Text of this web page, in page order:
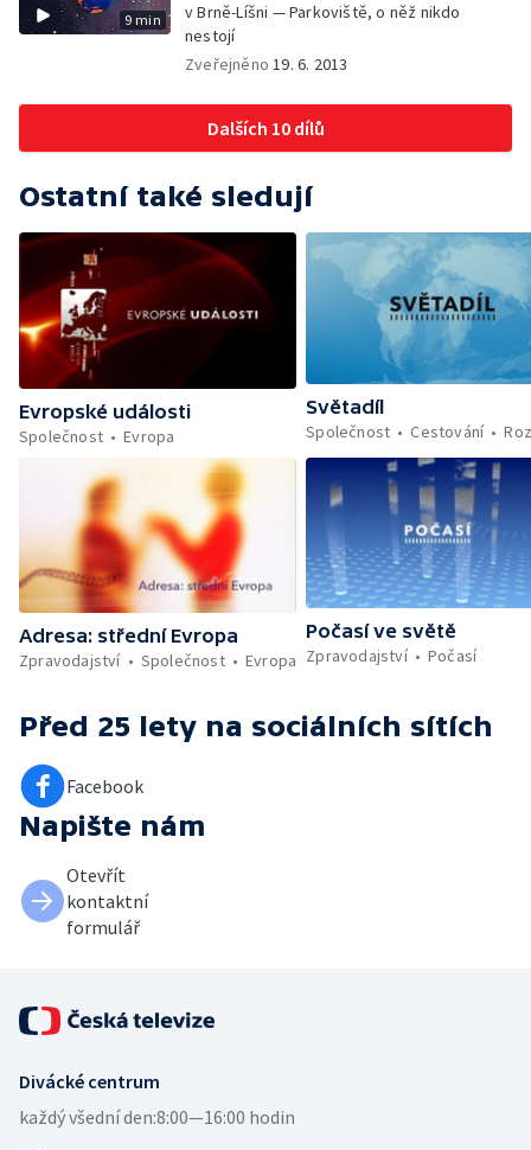
9 min
v Brně-Líšni — Parkoviště, o něž nikdo
nestojí
Zveřejněno19. 6. 2013
Dalších 10 dílů
Ostatní také sledují
Evropské události
Společnost
Evropa
Světadíl
Společnost
Cestování
Adresa: střední Evropa
Zpravodajství
Společnost Evropa
Počasí ve světě
Zpravodajství
Počasí
Před 25 lety na sociálních sítích
Facebook
Napište nám
Otevřít
kontaktní
formulář
Divácké centrum
každý všední den:8:00—16:00 hodin